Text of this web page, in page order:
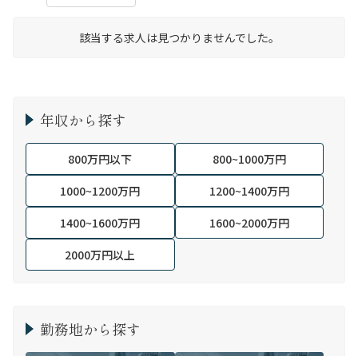
該当する求人は見つかりませんでした。
年収から探す
800万円以下
800~1000万円
1000~1200万円
1200~1400万円
1400~1600万円
1600~2000万円
2000万円以上
勤務地から探す